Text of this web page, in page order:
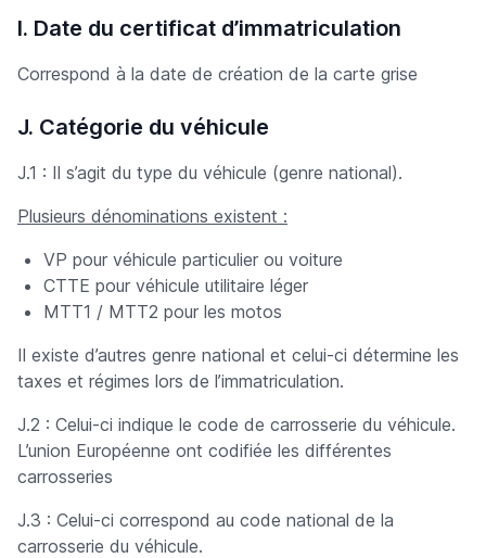
I. Date du certificat d’immatriculation
Correspond à la date de création de la carte grise
J. Catégorie du véhicule
J.1 : Il s’agit du type du véhicule (genre national).
Plusieurs dénominations existent :
VP pour véhicule particulier ou voiture
CTTE pour véhicule utilitaire léger
MTT1 / MTT2 pour les motos
Il existe d’autres genre national et celui-ci détermine les
taxes et régimes lors de l’immatriculation.
J.2 : Celui-ci indique le code de carrosserie du véhicule.
L’union Européenne ont codifiée les différentes
carrosseries
J.3 : Celui-ci correspond au code national de la
carrosserie du véhicule.